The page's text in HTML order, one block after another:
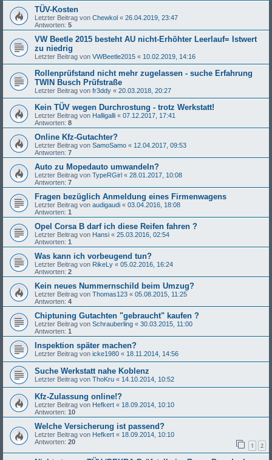
TÜV-Kosten
Letzter Beitrag von Chewkol « 26.04.2019, 23:47
Antworten: 5
VW Beetle 2015 besteht AU nicht-Erhöhter Leerlauf= Istwert
zu niedrig
Letzter Beitrag von VWBeetle2015 « 10.02.2019, 14:16
Rollenprüfstand nicht mehr zugelassen - suche Erfahrung
TWIN Busch Prüfstraße
Letzter Beitrag von fr3ddy « 20.03.2018, 20:27
Kein TÜV wegen Durchrostung - trotz Werkstatt!
Letzter Beitrag von Halligalli « 07.12.2017, 17:41
Antworten: 8
Online Kfz-Gutachter?
Letzter Beitrag von SamoSamo « 12.04.2017, 09:53
Antworten: 7
Auto zu Mopedauto umwandeln?
Letzter Beitrag von TypeRGirl « 28.01.2017, 10:08
Antworten: 7
Fragen bezüglich Anmeldung eines Firmenwagens
Letzter Beitrag von audigaudi « 03.04.2016, 18:08
Antworten: 1
Opel Corsa B darf ich diese Reifen fahren ?
Letzter Beitrag von Hansi « 25.03.2016, 02:54
Antworten: 1
Was kann ich vorbeugend tun?
Letzter Beitrag von RikeLy « 05.02.2016, 16:24
Antworten: 2
Kein neues Nummernschild beim Umzug?
Letzter Beitrag von Thomas123 « 05.08.2015, 11:25
Antworten: 4
Chiptuning Gutachten "gebraucht" kaufen ?
Letzter Beitrag von Schrauberling « 30.03.2015, 11:00
Antworten: 1
Inspektion später machen?
Letzter Beitrag von icke1980 « 18.11.2014, 14:56
Suche Werkstatt nahe Koblenz
Letzter Beitrag von ThoKru « 14.10.2014, 10:52
Kfz-Zulassung online!?
Letzter Beitrag von Hefkert « 18.09.2014, 10:10
Antworten: 10
Welche Versicherung ist passend?
Letzter Beitrag von Hefkert « 18.09.2014, 10:10
Antworten: 20 1 2